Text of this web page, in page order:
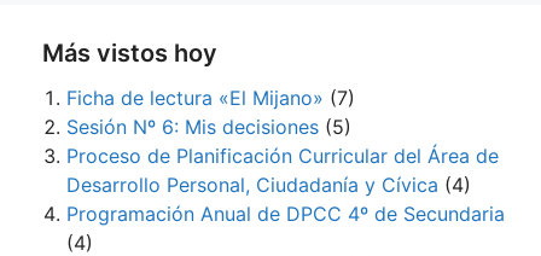
Más vistos hoy
Ficha de lectura «El Mijano» (7)
Sesión Nº 6: Mis decisiones (5)
Proceso de Planificación Curricular del Área de
Desarrollo Personal, Ciudadanía y Cívica (4)
Programación Anual de DPCC 4º de Secundaria
(4)